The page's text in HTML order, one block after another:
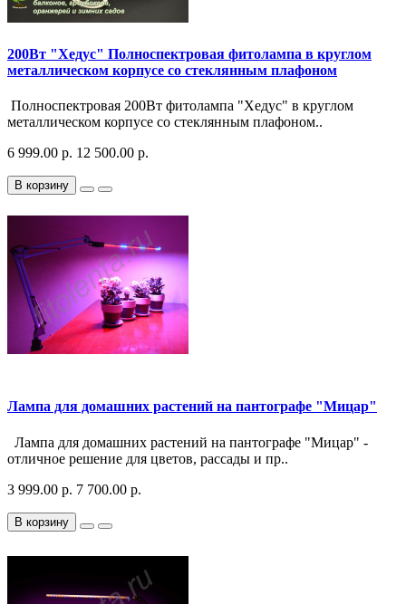
200Вт "Хедус" Полноспектровая фитолампа в круглом
металлическом корпусе со стеклянным плафоном
Полноспектровая 200Вт фитолампа "Хедус" в круглом
металлическом корпусе со стеклянным плафоном..
6 999.00 р. 12 500.00 р.
В корзину
Лампа для домашних растений на пантографе "Мицар"
Лампа для домашних растений на пантографе "Мицар" -
отличное решение для цветов, рассады и пр..
3 999.00 р. 7 700.00 р.
В корзину